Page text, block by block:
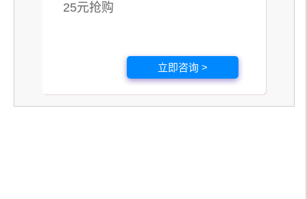
25元抢购
立即咨询 >